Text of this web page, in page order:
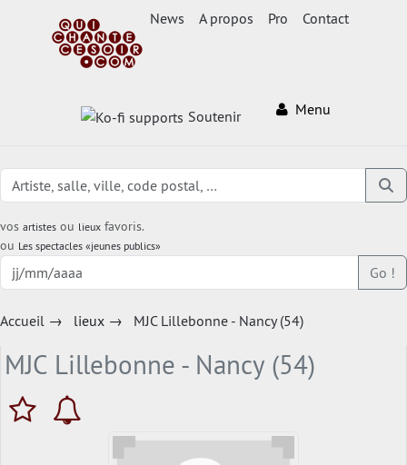
News A propos Pro Contact
Soutenir Menu
vos artistes ou lieux favoris.
ou Les spectacles «jeunes publics»
Go !
Accueil → lieux → MJC Lillebonne - Nancy (54)
MJC Lillebonne - Nancy (54)